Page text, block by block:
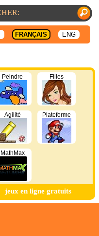
FRANÇAIS ENG
Peindre Filles
Agilité Plateforme
MathMax
jeux en ligne gratuits